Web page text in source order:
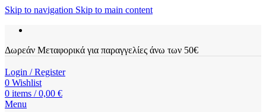
Skip to navigation Skip to main content
Δωρεάν Μεταφορικά για παραγγελίες άνω των 50€
Login / Register
0 Wishlist
0 items / 0,00 €
Menu